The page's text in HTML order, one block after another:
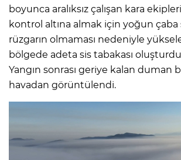
boyunca aralıksız çalışan kara
kontrol altına almak için yoğun çaba
rüzgarın olmaması nedeniyle
bölgede adeta sis tabakası
Yangın sonrası geriye kalan duman
havadan görüntülendi.